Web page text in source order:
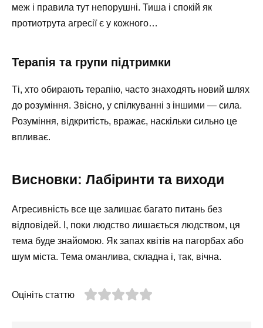
меж і правила тут непорушні. Тиша і спокій як
протиотрута агресії є у кожного…
Терапія та групи підтримки
Ті, хто обирають терапію, часто знаходять новий шлях
до розуміння. Звісно, у спілкуванні з іншими — сила.
Розуміння, відкритість, вражає, наскільки сильно це
впливає.
Висновки: Лабіринти та виходи
Агресивність все ще залишає багато питань без
відповідей. І, поки людство лишається людством, ця
тема буде знайомою. Як запах квітів на пагорбах або
шум міста. Тема оманлива, складна і, так, вічна.
Оцініть статтю